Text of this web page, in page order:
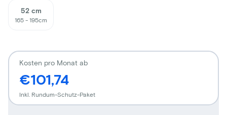
52 cm
165 - 195cm
Kosten pro Monat ab
€101,74
Inkl. Rundum-Schutz-Paket